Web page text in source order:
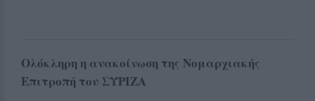
Ολόκληρη η ανακοίνωση της Νομαρχιακής
Επιτροπή του ΣΥΡΙΖΑ